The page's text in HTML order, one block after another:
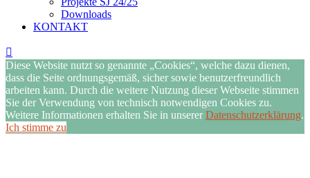
Downloads
KONTAKT
Diese Website nutzt so genannte „Cookies“, welche dazu dienen,
dass die Seite ordnungsgemäß, sicher sowie benutzerfreundlich
arbeiten kann. Durch die weitere Nutzung dieser Webseite stimmen
Sie der Verwendung von technisch notwendigen Cookies zu.
Weitere Informationen erhalten Sie in unserer Datenschutzerklärung.
Ich stimme zu